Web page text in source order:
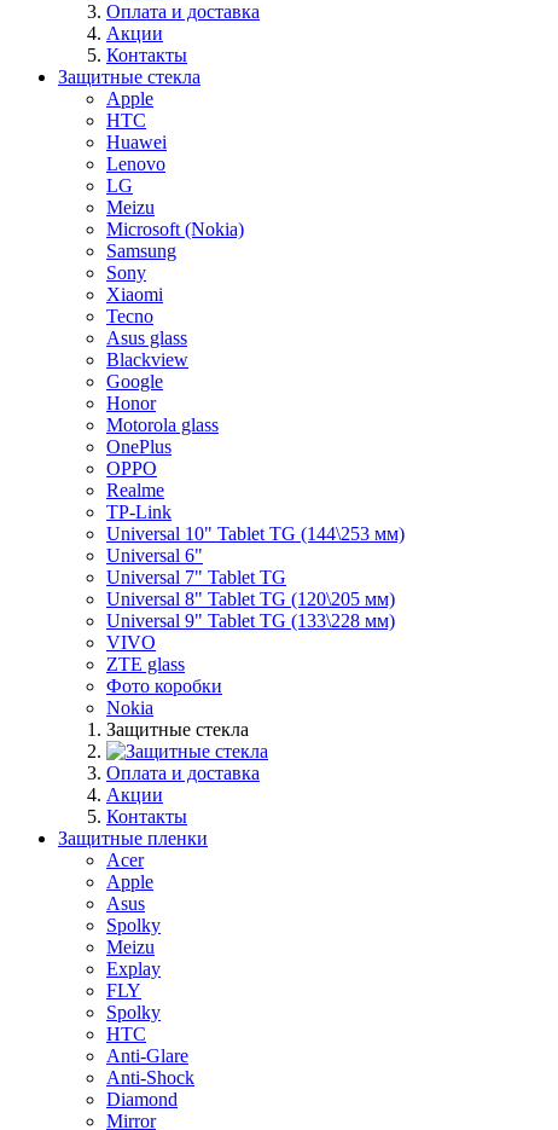
Оплата и доставка
Акции
Контакты
Защитные стекла
Apple
HTC
Huawei
Lenovo
LG
Meizu
Microsoft (Nokia)
Samsung
Sony
Xiaomi
Tecno
Asus glass
Blackview
Google
Honor
Motorola glass
OnePlus
OPPO
Realme
TP-Link
Universal 10" Tablet TG (144\253 мм)
Universal 6"
Universal 7" Tablet TG
Universal 8" Tablet TG (120\205 мм)
Universal 9" Tablet TG (133\228 мм)
VIVO
ZTE glass
Фото коробки
Nokia
Защитные стекла
Оплата и доставка
Акции
Контакты
Защитные пленки
Acer
Apple
Asus
Spolky
Meizu
Explay
FLY
Spolky
HTC
Anti-Glare
Anti-Shock
Diamond
Mirror